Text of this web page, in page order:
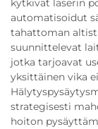
kytkivät laserin
automatisoidut
tahattoman
suunnittelevat
jotka tarjoavat
yksittäinen vika
strategisesti
hoiton